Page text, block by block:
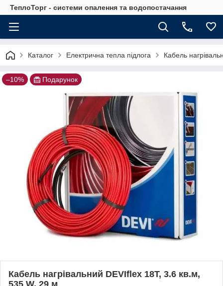
ТеплоТорг - системи опалення та водопостачання
Каталог Електрична тепла підлога Кабель
–10% Подарунок
Кабель нагрівальний DEVIflex 18Т, 3.6 кв.м,
535 W, 29 м